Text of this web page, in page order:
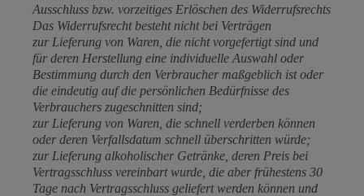
Ausschluss bzw. vorzeitiges Erlöschen des Widerrufsrechts
Das Widerrufsrecht besteht nicht bei Verträgen
zur Lieferung von Waren, die nicht vorgefertigt sind und
für deren Herstellung eine individuelle Auswahl oder
Bestimmung durch den Verbraucher maßgeblich ist oder
die eindeutig auf die persönlichen Bedürfnisse des
Verbrauchers zugeschnitten sind;
zur Lieferung von Waren, die schnell verderben können
oder deren Verfallsdatum schnell überschritten würde;
zur Lieferung alkoholischer Getränke, deren Preis bei
Vertragsschluss vereinbart wurde, die aber frühestens 30
Tage nach Vertragsschluss geliefert werden können und